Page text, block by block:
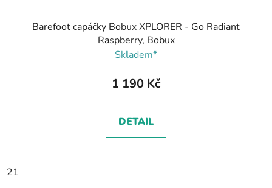
Barefoot capáčky Bobux XPLORER - Go Radiant
Raspberry, Bobux
Skladem*
1 190 Kč
DETAIL
21